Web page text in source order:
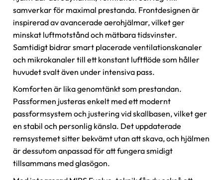
samverkar för maximal prestanda. Frontdesignen är
inspirerad av avancerade aerohjälmar, vilket ger
minskat luftmotstånd och mätbara tidsvinster.
Samtidigt bidrar smart placerade ventilationskanaler
och mikrokanaler till ett konstant luftflöde som håller
huvudet svalt även under intensiva pass.
Komforten är lika genomtänkt som prestandan.
Passformen justeras enkelt med ett modernt
passformsystem och justering vid skallbasen, vilket ger
en stabil och personlig känsla. Det uppdaterade
remsystemet sitter bekvämt utan att skava, och hjälmen
är dessutom anpassad för att fungera smidigt
tillsammans med glasögon.